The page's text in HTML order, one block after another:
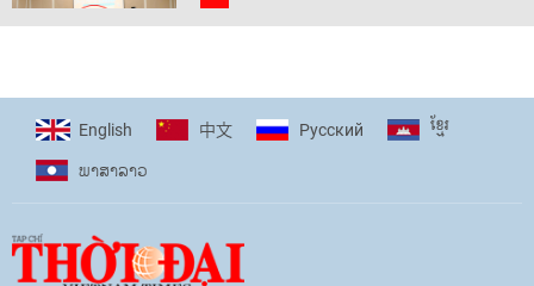
[Video] Trẻ em Đông Á cùng kiến tạo
11:10|17/06/2026
English 中文 Pусский ខ្មែរ
ພາ​ສາ​ລາວ